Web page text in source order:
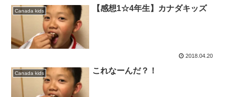
Canada kids 【感想1☆4年生】カナダキッズ
2018.04.20
Canada kids これなーんだ？！